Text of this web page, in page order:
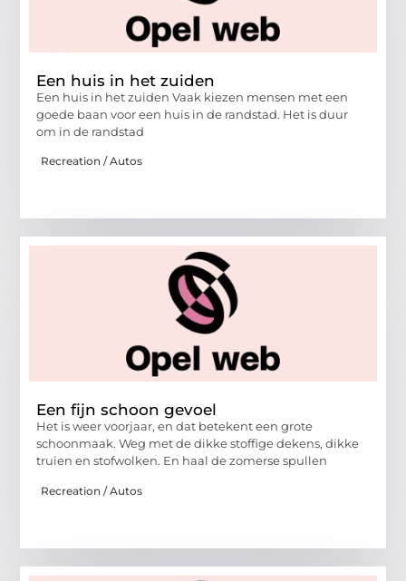
Een huis in het zuiden
Een huis in het zuiden Vaak kiezen mensen met een
goede baan voor een huis in de randstad. Het is duur
om in de randstad
Recreation / Autos
Een fijn schoon gevoel
Het is weer voorjaar, en dat betekent een grote
schoonmaak. Weg met de dikke stoffige dekens, dikke
truien en stofwolken. En haal de zomerse spullen
Recreation / Autos